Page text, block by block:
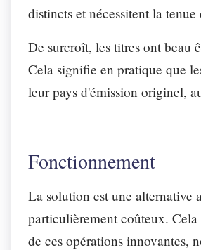
distincts et nécessitent la tenue
De surcroît, les titres ont beau
Cela signifie en pratique que
leur pays d'émission originel,
Fonctionnement
La solution est une alternative
particulièrement coûteux. Cela
de ces opérations innovantes,